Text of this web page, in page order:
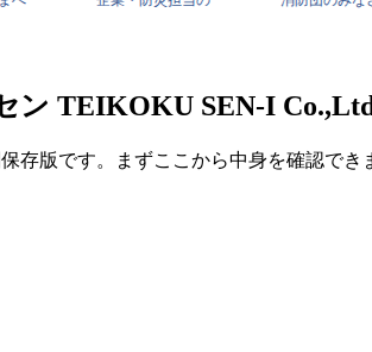
ン TEIKOKU SEN-I
存版です。まずここから中身を確認でき